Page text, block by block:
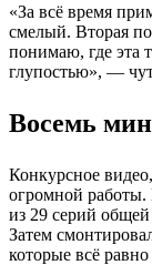
«За всё время
смелый. Вторая
понимаю, где эта
глупостью», —
Восемь
Конкурсное
огромной работы.
из 29 серий
Затем
которые всё